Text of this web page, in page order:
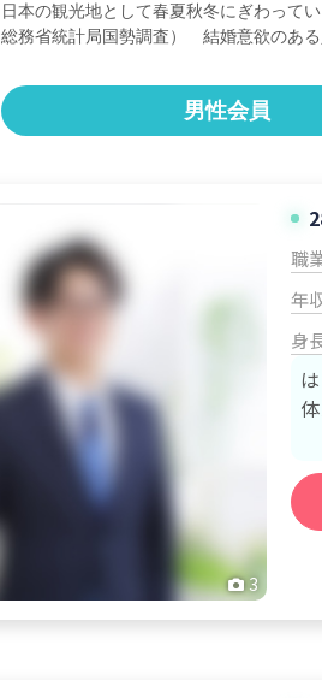
日本の観光地として春夏秋冬にぎわって
総務省統計局国勢調査） 結婚意欲のあ
男性会員
3
職
年
身